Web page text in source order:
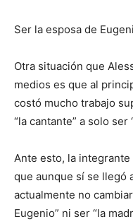
Ser la esposa de
Otra situación que
medios es que al
costó mucho trabajo
“la cantante” a solo ser
Ante esto, la
que aunque sí se llegó
actualmente no
Eugenio” ni ser “la